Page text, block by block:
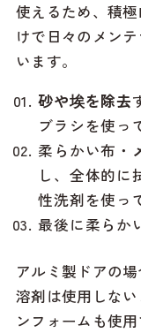
使えるため、積
けで日々のメン
います。
砂や埃を除去
ブラシを使っ
柔らかい布・
し、全体的に
性洗剤を使っ
最後に柔らか
アルミ製ドアの
溶剤は使用しな
ンフォームも使